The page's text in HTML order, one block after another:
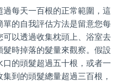
每天一百根的正常範圍，這
的自我評估方法是留意您每
以透過收集枕頭上、浴室去
時掉落的髮量來觀察。假設
的頭髮超過五十根，或者一
到的頭髮總量超過三百根，